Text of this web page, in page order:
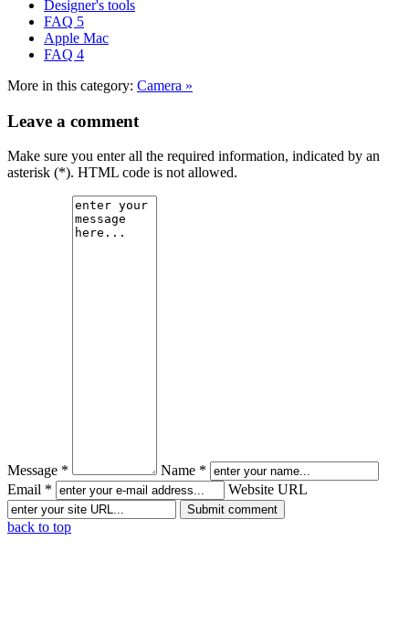
Designer's tools
FAQ 5
Apple Mac
FAQ 4
More in this category: Camera »
Leave a comment
Make sure you enter all the required information, indicated by an
asterisk (*). HTML code is not allowed.
Message *
Name *
Email *
Website URL
back to top